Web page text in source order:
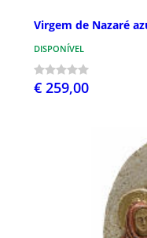
Virgem de Nazaré
DISPONÍVEL
€ 259,00